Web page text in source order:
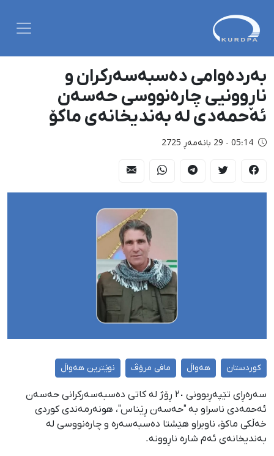
بەردەوامی دەسبەسەرکران و
ناڕوونیی چارەنووسی حەسەن
ئەحمەدی لە بەندیخانەی ماکۆ
05:14 - 29 بانەمەڕ 2725
کوردستان هەواڵ مافی مرۆڤ نوێترین هەواڵ
سەرەڕای تێپەڕبوونی ٢٠ ڕۆژ لە کاتی دەسبەسەرکرانی حەسەن
ئەحمەدی ناسراو بە "حەسەن ڕێناس"، هونەرمەندی کوردی
خەڵکی ماکۆ، ناوبراو هێشتا دەسبەسەرە و چارەنووسی لە
بەندیخانەی ئەم شارە ناڕوونە.